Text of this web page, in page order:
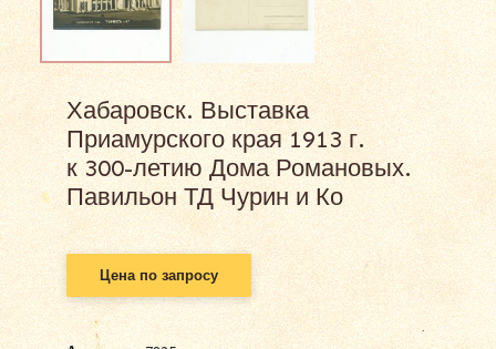
Хабаровск. Выставка
Приамурского края 1913 г.
к 300-летию Дома Романовых.
Павильон ТД Чурин и Ко
Цена по запросу